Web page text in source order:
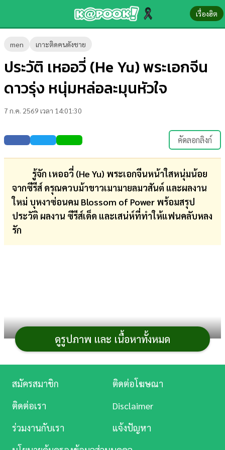
เรื่องฮิต
men เกาะติดคนดังชาย
ประวัติ เหออวี่ (He Yu) พระเอกจีน
ดาวรุ่ง หนุ่มหล่อละมุนหัวใจ
7 ก.ค. 2569 เวลา 14:01:30
คัดลอกลิงก์
รู้จัก เหออวี่ (He Yu) พระเอกจีนหน้าใสหนุ่มน้อย
จากซีรีส์ ดรุณควบม้าขาวเมามายลมวสันต์ และผลงาน
ใหม่ บุหงาซ่อนคม Blossom of Power พร้อมสรุป
ประวัติ ผลงาน ซีรีส์เด็ด และเสน่ห์ที่ทำให้แฟนคลับหลง
รัก
ดูรูปภาพ และ เนื้อหาทั้งหมด
ข่าว-
ความ
รู้
บันเทิง
ตรวจ
ผล
บอล
สด
การ
บันเทิง
ดู
Music
สมัครสมาชิก
ติดต่อโฆษณา
ติดต่อเรา
Disclaimer
ร่วมงานกับเรา
แจ้งปัญหา